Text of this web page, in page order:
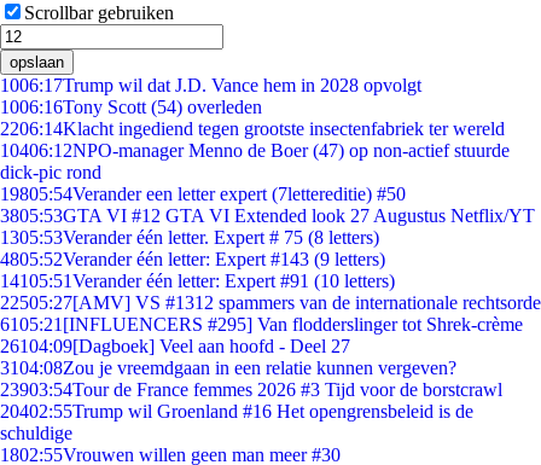
Scrollbar gebruiken
opslaan
1006:17Trump wil dat J.D. Vance hem in 2028 opvolgt
1006:16Tony Scott (54) overleden
2206:14Klacht ingediend tegen grootste insectenfabriek ter wereld
10406:12NPO-manager Menno de Boer (47) op non-actief stuurde
dick-pic rond
19805:54Verander een letter expert (7lettereditie) #50
3805:53GTA VI #12 GTA VI Extended look 27 Augustus Netflix/YT
1305:53Verander één letter. Expert # 75 (8 letters)
4805:52Verander één letter: Expert #143 (9 letters)
14105:51Verander één letter: Expert #91 (10 letters)
22505:27[AMV] VS #1312 spammers van de internationale rechtsorde
6105:21 [INFLUENCERS #295] Van flodderslinger tot Shrek-crème
26104:09[Dagboek] Veel aan hoofd - Deel 27
3104:08Zou je vreemdgaan in een relatie kunnen vergeven?
23903:54Tour de France femmes 2026 #3 Tijd voor de borstcrawl
20402:55Trump wil Groenland #16 Het opengrensbeleid is de
schuldige
1802:55Vrouwen willen geen man meer #30